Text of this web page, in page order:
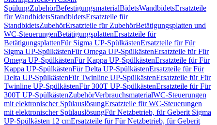
SpülungZubehörBefestigungsmaterialBidetsWandbidetsErsatzteile
für WandbidetsStandbidetsErsatzteile für
StandbidetsZubehörErsatzteile für ZubehörBetätigungsplatten und
WC-SteuerungenBetätigungsplattenErsatzteile für
BetätigungsplattenFür Sigma UP-SpülkästenErsatzteile für Für
Sigma UP-SpülkästenFür Omega UP-SpülkästenErsatzteile für Für
Omega UP-SpülkästenFür Kappa UP-SpülkästenErsatzteile für Für
Kappa UP-SpülkästenFür Delta UP-SpülkästenErsatzteile für Für
Delta UP-SpülkästenFür Twinline UP-SpülkästenErsatzteile für Für
Twinline UP-SpülkästenFür 300T UP-SpülkästenErsatzteile für Für
300T UP-SpülkästenZubehörVerbrauchsmaterialWC-Steuerungen
mit elektronischer SpülauslösungErsatzteile für WC-Steuerungen
mit elektronischer SpülauslösungFür Netzbetrieb, für Geberit Sigma
UP-Spülkästen 12 cmErsatzteile für Für Netzbetrieb, für Geberit